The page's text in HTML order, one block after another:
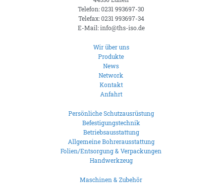
Telefon: 0231 993697-30
Telefax: 0231 993697-34
E-Mail: info@ths-iso.de
Wir über uns
Produkte
News
Network
Kontakt
Anfahrt
Persönliche Schutzausrüstung
Befestigungstechnik
Betriebsausstattung
Allgemeine Bohrerausstattung
Folien/Entsorgung & Verpackungen
Handwerkzeug
Maschinen & Zubehör